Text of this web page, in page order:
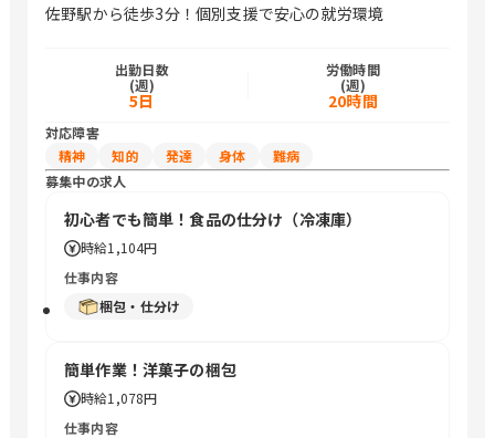
佐野駅から徒歩3分！個別支援で安心の就労環境
出勤日数
(週)
5日
労働時間
(週)
20時間
対応障害
精神
知的 発達 身体
難病
募集中の求人
初心者でも簡単！食品の仕分け（冷凍庫）
時給1,104円
仕事内容
梱包・仕分け
簡単作業！洋菓子の梱包
時給1,078円
仕事内容